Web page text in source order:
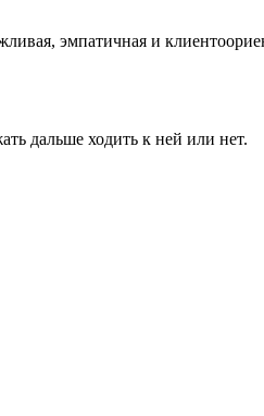
эмпатичная и
дальше ходить к ней или нет.